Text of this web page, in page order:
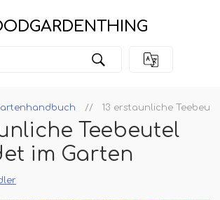
13 erstaunliche
Teebeutel
im Garten